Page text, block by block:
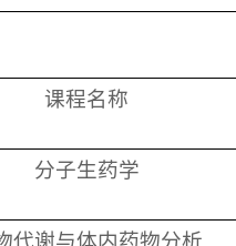
课程名称
分子生药学
代谢与体内药物分析